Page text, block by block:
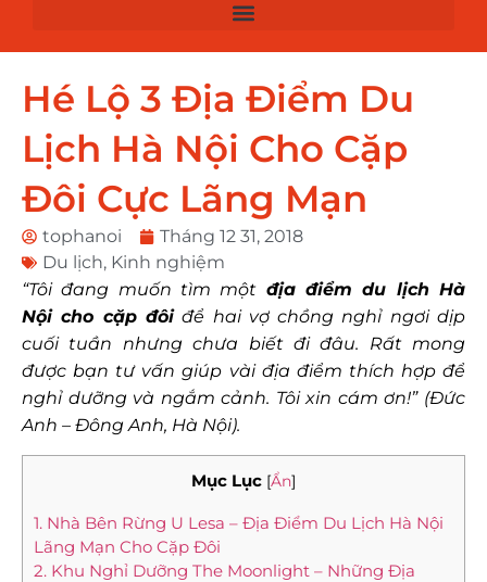
Hé Lộ 3 Địa Điểm Du
Lịch Hà Nội Cho Cặp
Đôi Cực Lãng Mạn
tophanoi
Tháng 12 31, 2018
Du lịch, Kinh nghiệm
“Tôi đang muốn tìm một địa điểm du lịch Hà
Nội cho cặp đôiđể hai vợ chồng nghỉ ngơi dịp
cuối tuần nhưng chưa biết đi đâu. Rất mong
được bạn tư vấn giúp vài địa điểm thích hợp để
nghỉ dưỡng và ngắm cảnh. Tôi xin cám ơn!” (Đức
Anh – Đông Anh, Hà Nội).
Mục Lục [Ẩn]
1. Nhà Bên Rừng U Lesa – Địa Điểm Du Lịch Hà Nội
Lãng Mạn Cho Cặp Đôi
2. Khu Nghỉ Dưỡng The Moonlight – Những Địa